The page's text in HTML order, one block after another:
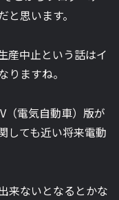
思います。
産中止という話はイ
ますね。
（電気自動車）版が
しても近い将来電動
来ないとなるとかな